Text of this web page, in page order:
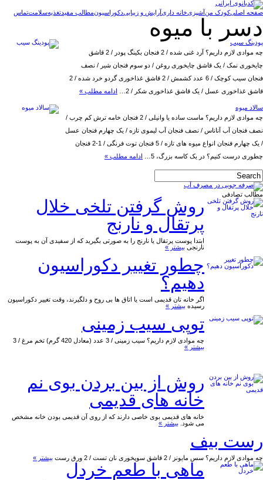
صفحه اصلیکودک منآشپزیخانه داریآرایش و زیباییدکوراسیونمطالب مفیدتغذیهسلامتتماس
دسر با میوه
پودینگ سیب
چه موادی لازم داریم؟ آرد غنی شده / 2 فنجان بکینگ پودر / 2 قاشق
چایخوری نمک / یک قاشق چایخوری روغن / دو سوم فنجان شیر / نصف
فنجان سیب کوچک / 6 عدد کشمش / 2 قاشق غذاخوری گردو خرد شده / 2
قاشق غذاخوری عسل / یک قاشق غذاخوری شکر / 2…
ادامه مطلب »
سالاد میوه
چه موادی لازم داریم؟ ماست ساده یا وانیلی / 2 فنجان خامه ترش کم چرب /
نصف فنجان آب آناناس / نصف فنجان آب لیموی تازه / یک چهارم فنجان عسل
/ یک چهارم فنجان انواع میوه های تازه / 5 فنجان توت فرنگی / 1-2 فنجان
چطوری درست کنیم؟ در یک کاسه بزرگ، 5…
ادامه مطلب »
مطالب تصادفی
روش گرفتن تلخی خلال
پرتقال و نارنج
ابتدا پوست پرتقال یا نارنج را به صورتی بگیرید که از سفیدی آن به پوست
نارنجی بیشتر »
چطور تغییر دکوراسیون
دهیم؟
اگر خانه تان قدیمی است یا اتاق ها بی روح و دلگیرند، وقت تغییر دکوراسیون
رسیده بیشتر »
توپی سیب زمینی
چه موادی لازم داریم؟ سیب زمینی / 3 عدد (معادل 420 گرم) تخم مرغ / 3
بیشتر »
روش از بین بردن بوی نم
خانه های قدیمی
خانه های قدیمی بوی خاصی دارند که از روی آن قدیمی بودن خانه مشخص
می شود. بیشتر »
رست بیف
چه موادی لازم داریم؟ سس مایونز / 2 قاشق سوپخوری نان تست / 2 ورق رست بیشتر »
ماهی با طعم خردل